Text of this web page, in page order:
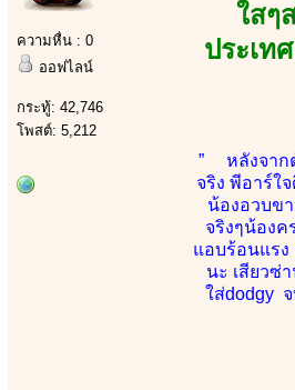
ความหื่น : 0
ออฟไลน์
กระทู้: 42,746
โพสต์: 5,212
ใสๆ
ประเ
” หลังจาก
จริง พีอาร์ใ
น้องอวบข
จริงๆน้อง
แอบร้อนแร
นะ เสียว
ใส่dodgy